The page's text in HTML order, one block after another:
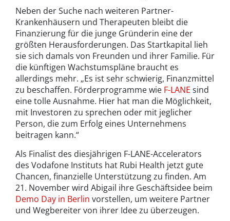
Neben der Suche nach weiteren Partner-
Krankenhäusern und Therapeuten bleibt die
Finanzierung für die junge Gründerin eine der
größten Herausforderungen. Das Startkapital lieh
sie sich damals von Freunden und ihrer Familie. Für
die künftigen Wachstumspläne braucht es
allerdings mehr. „Es ist sehr schwierig, Finanzmittel
zu beschaffen. Förderprogramme wie F-LANE sind
eine tolle Ausnahme. Hier hat man die Möglichkeit,
mit Investoren zu sprechen oder mit jeglicher
Person, die zum Erfolg eines Unternehmens
beitragen kann.“
Als Finalist des diesjährigen F-LANE-Accelerators
des Vodafone Instituts hat Rubi Health jetzt gute
Chancen, finanzielle Unterstützung zu finden. Am
21. November wird Abigail ihre Geschäftsidee beim
Demo Day in Berlin vorstellen, um weitere Partner
und Wegbereiter von ihrer Idee zu überzeugen.